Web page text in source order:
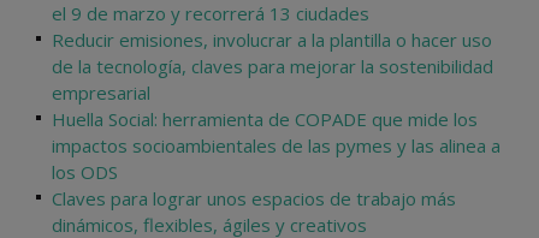
el 9 de marzo y recorrerá 13 ciudades
Reducir emisiones, involucrar a la plantilla o hacer uso
de la tecnología, claves para mejorar la sostenibilidad
empresarial
Huella Social: herramienta de COPADE que mide los
impactos socioambientales de las pymes y las alinea a
los ODS
Claves para lograr unos espacios de trabajo más
dinámicos, flexibles, ágiles y creativos